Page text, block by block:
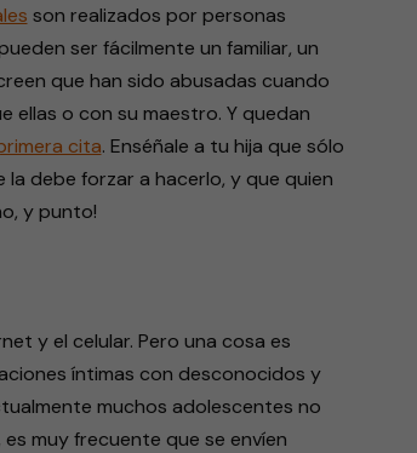
son realizados por personas
ser fácilmente un familiar, un
que han sido abusadas cuando
ellas o con su maestro. Y quedan
cita. Enséñale a tu hija que sólo
debe forzar a hacerlo, y que quien
y punto!
y el celular. Pero una cosa es
íntimas con desconocidos y
muchos adolescentes no
muy frecuente que se envíen